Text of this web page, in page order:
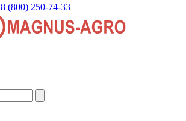
8 (800) 250-74-33